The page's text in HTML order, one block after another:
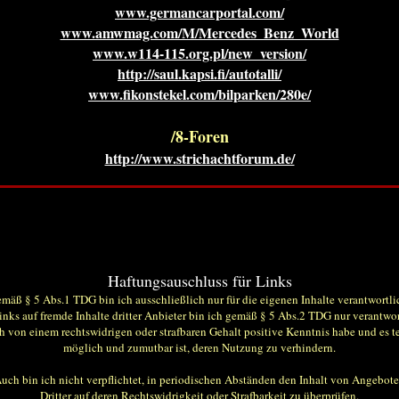
www.germancarportal.com/
www.amwmag.com/M/Mercedes_Benz_World
www.w114-115.org.pl/new_version/
http://saul.kapsi.fi/autotalli/
www.fikonstekel.com/bilparken/280e/
/8-Foren
http://www.strichachtforum.de/
Haftungsauschluss für Links
§ 5 Abs.1 TDG bin ich ausschließlich nur für die eigenen Inhalte
auf fremde Inhalte dritter Anbieter bin ich gemäß § 5 Abs.2 TDG nur
von einem rechtswidrigen oder strafbaren Gehalt positive Kenntnis habe und es
möglich und zumutbar ist, deren Nutzung zu verhindern.
bin ich nicht verpflichtet, in periodischen Abständen den Inhalt von
Dritter auf deren Rechtswidrigkeit oder Strafbarkeit zu überprüfen.